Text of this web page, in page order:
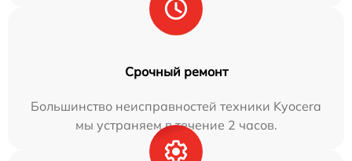
Срочный ремонт
Большинство неисправностей техники Kyocera
мы устраняем в течение 2 часов.